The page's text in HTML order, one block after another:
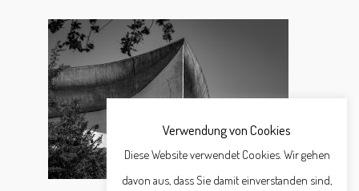
Verwendung von Cookies
Diese Website verwendet Cookies. Wir gehen
davon aus, dass Sie damit einverstanden sind,